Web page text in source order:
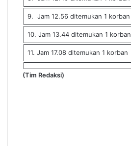
9. Jam 12.56 ditemukan 1 korban
10. Jam 13.44 ditemukan 1 korban
11. Jam 17.08 ditemukan 1 korban
(Tim Redaksi)